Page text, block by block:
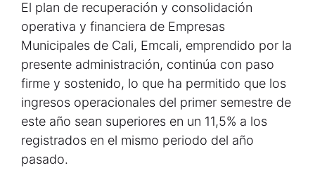
El plan de recuperación y consolidación
operativa y financiera de Empresas
Municipales de Cali, Emcali, emprendido por la
presente administración, continúa con paso
firme y sostenido, lo que ha permitido que los
ingresos operacionales del primer semestre de
este año sean superiores en un 11,5% a los
registrados en el mismo periodo del año
pasado.